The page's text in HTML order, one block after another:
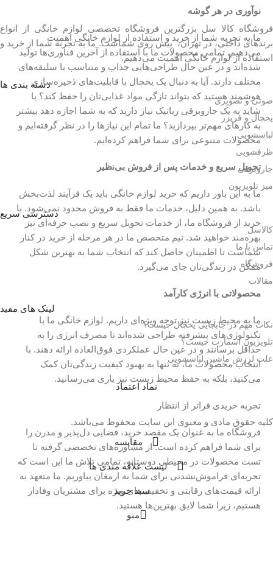
نوآوری در هر گوشه
ما به تجربه شما از خرید و استفاده از لوازم خانگی اهمیت
می‌دهیم. تمامی محصولات ما با استفاده از آخرین فناوری‌ها تولید
شده‌اند و در عین حال طراحی‌هایی جذاب و متناسب با سلیقه‌های
مختلف دارند. آیا به دنبال یک یخچال با قابلیت‌های ذخیره‌سازی
هوشمند هستید که بتواند تازگی مواد غذایی‌تان را حفظ کند؟ یا
شاید به یک جاروبرقی رباتیک نیاز دارید که به شما اجازه دهد بیشتر
به کارهای مهم‌تر بپردازید؟ ما تمام این نیازها را در نظر گرفته‌ایم و
محصولات متنوعی برای شما فراهم کرده‌ایم.
تحویل سریع و خدمات پس از فروش بی‌نظیر
ما به این باور داریم که خرید لوازم خانگی باید یک فرآیند لذت‌بخش
باشد. به همین دلیل، خدمات ما فقط به فروش محدود نمی‌شود. با
خرید از فروشگاه ما، از خدمات تحویل سریع و نصب حرفه‌ای نیز
بهره‌مند خواهید شد. تیم متخصص ما در هر مرحله از خرید در کنار
شماست تا اطمینان حاصل کند که انتخاب شما به بهترین شکل
ممکن در زندگی‌تان جای می‌گیرد.
محصولاتی با انرژی کارآمد
ما به محیط زیست نیز توجه ویژه‌ای داریم. لوازم خانگی ما با
تکنولوژی‌های پیشرفته طراحی شده‌اند تا مصرف انرژی را به
حداقل برسانند و در عین حال عملکردی فوق‌العاده ارائه دهند. با
انتخاب محصولات ما، نه تنها به بهبود کیفیت زندگی‌تان کمک
می‌کنید، بلکه به حفظ محیط زیست نیز یاری می‌رسانید.
تجربه خریدی فراتر از انتظار
فروشگاه ما به عنوان یک مقصد خرید، فضایی دل‌پذیر و مدرن را
برای شما فراهم کرده است. از مشاوره‌های تخصصی گرفته تا
تست محصولات در محیطی دوستانه، تمامی تلاش ما این است که
تجربه‌ای فراموش‌نشدنی برای شما به ارمغان بیاوریم. ما متعهد به
ارائه قیمت‌های رقابتی و تخفیف‌های ویژه برای مشتریان وفادار
هستیم، زیرا شما لایق بهترین‌ها هستید.
فروشگاه کالا سل بزرگترین فروشگاه تخصصی لوازم خانگی از انواع
برندهای داخلی، در تهران، پیش روی شماست. ما به تجربه شما از خرید و
استفاده از لوازم خانگی اهمیت می‌دهیم.
دسته بندی ها
صوتی و تصویری
یخچال و فریزر
لباسشویی
ظرفشویی
جاروبرقی
میز تلویزیون
دسترسی سریع
کالاسل
تماس با ما
فروشگاه
مقالات
لینک های مفید
نکات مهم در جابجایی یخچال چیست؟
تلویزیون اسمارت چیست؟
علت لرزش ماشین لباسشویی
نماد اعتماد
کلیه حقوق مادی و معنوی این سایت محفوظ می‌باشد.
مقايسه
لیست علاقه مندی ها
سبد خرید
منو